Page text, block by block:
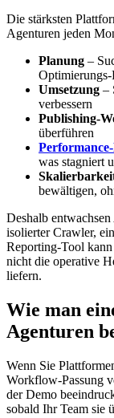
Die stärksten
Agenturen jeden
Planung –
Umsetzung –
verbessern
überführen
was stagniert
bewältigen,
Deshalb
isolierter Crawler,
Reporting‑Tool
nicht die operative
liefern.
Wie man
Agenturen
Wenn Sie
Workflow‑Passung
der Demo
sobald Ihr Team sie